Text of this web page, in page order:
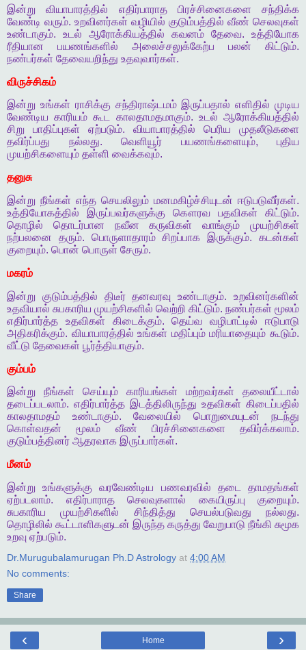
இன்று
வியாபாரத்தில் எதிர்பாராத பிரச்சினைகளை
சந்திக்க
வேண்டி வரும். உறவினர்கள் வழியில் குடும்பத்தில் வீண் செலவுகள்
உண்டாகும். உடல் ஆரோக்கியத்தில் கவனம் தேவை. உத்தியோக
ரீதியான
பயணங்களில் அலைச்சலுக்கேற்ப பலன் கிட்டும்.
நண்பர்கள் தேவையறிந்து உதவுவார்கள்.
விருச்சிகம்
இன்று உங்கள் ராசிக்கு சந்திராஷ்டமம் இருப்பதால் எளிதில் முடிய
வேண்டிய காரியம் கூட காலதாமதமாகும். உடல் ஆரோக்கியத்தில்
சிறு
பாதிப்புகள் ஏற்படும். வியாபாரத்தில் பெரிய
முதலீடுகளை
தவிர்ப்பது
நல்லது. வெளியூர் பயணங்களையும், புதிய
முயற்சிகளையும் தள்ளி வைக்கவும்.
தனுசு
இன்று நீங்கள் எந்த செயலிலும் மனமகிழ்ச்சியுடன் ஈடுபடுவீர்கள்.
உத்தியோகத்தில்
இருப்பவர்களுக்கு கௌரவ பதவிகள் கிட்டும்.
தொழில்
தொடர்பான நவீன கருவிகள் வாங்கும்
முயற்சிகள்
நற்பலனை
தரும். பொருளாதாரம் சிறப்பாக இருக்கும்.கடன்கள்
குறையும். பொன் பொருள் சேரும்.
மகரம்
இன்று
குடும்பத்தில் திடீர் தனவரவு உண்டாகும்.உறவினர்களின்
உதவியால் சுபகாரிய முயற்சிகளில் வெற்றி கிட்டும். நண்பர்கள் மூலம்
எதிர்பார்த்த
உதவிகள் கிடைக்கும்.தெய்வ வழிபாட்டில்
ஈடுபாடு
அதிகரிக்கும். வியாபாரத்தில் உங்கள் மதிப்பும் மரியாதையும் கூடும்.
வீட்டு தேவைகள் பூர்த்தியாகும்.
கும்பம்
இன்று
நீங்கள் செய்யும் காரியங்கள் மற்றவர்கள்
தலையீட்டால்
தடைப்படலாம். எதிர்பார்த்த இடத்திலிருந்து உதவிகள் கிடைப்பதில்
காலதாமதம்
உண்டாகும். வேலையில் பொறுமையுடன்
நடந்து
கொள்வதன்
மூலம் வீண் பிரச்சினைகளை தவிர்க்கலாம்.
குடும்பத்தினர் ஆதரவாக இருப்பார்கள்.
மீனம்
இன்று
உங்களுக்கு வரவேண்டிய பணவரவில் தடை
தாமதங்கள்
ஏற்படலாம். எதிர்பாராத செலவுகளால் கையிருப்பு குறையும்.
சுபகாரிய
முயற்சிகளில் சிந்தித்து செயல்படுவது நல்லது.
தொழிலில் கூட்டாளிகளுடன் இருந்த கருத்து வேறுபாடு நீங்கி சுமூக
உறவு ஏற்படும்.
Dr.Murugubalamurugan Ph.D Astrology at 4:00 AM
No comments:
Share
‹ ›
Home